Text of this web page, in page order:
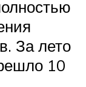
За лето
10